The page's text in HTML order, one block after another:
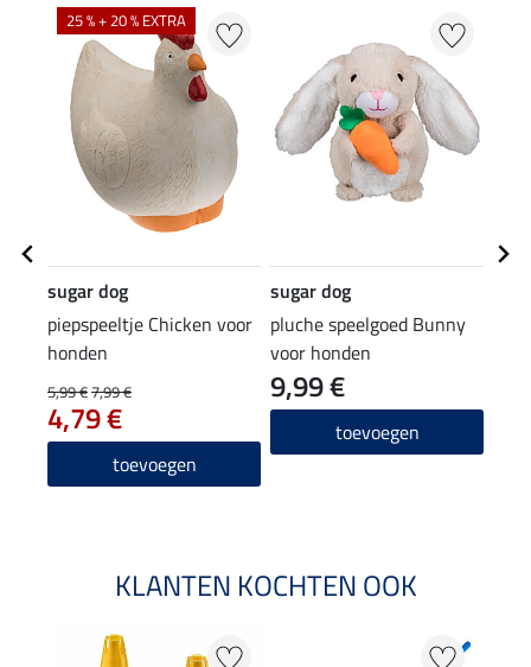
25 % + 20 % EXTRA
sugar dog
piepspeeltje Chicken voor
honden
5,99 €7,99 €
4,79 €
toevoegen
sugar dog
pluche speelgoed Bunny
voor honden
9,99 €
toevoegen
KLANTEN KOCHTEN OOK